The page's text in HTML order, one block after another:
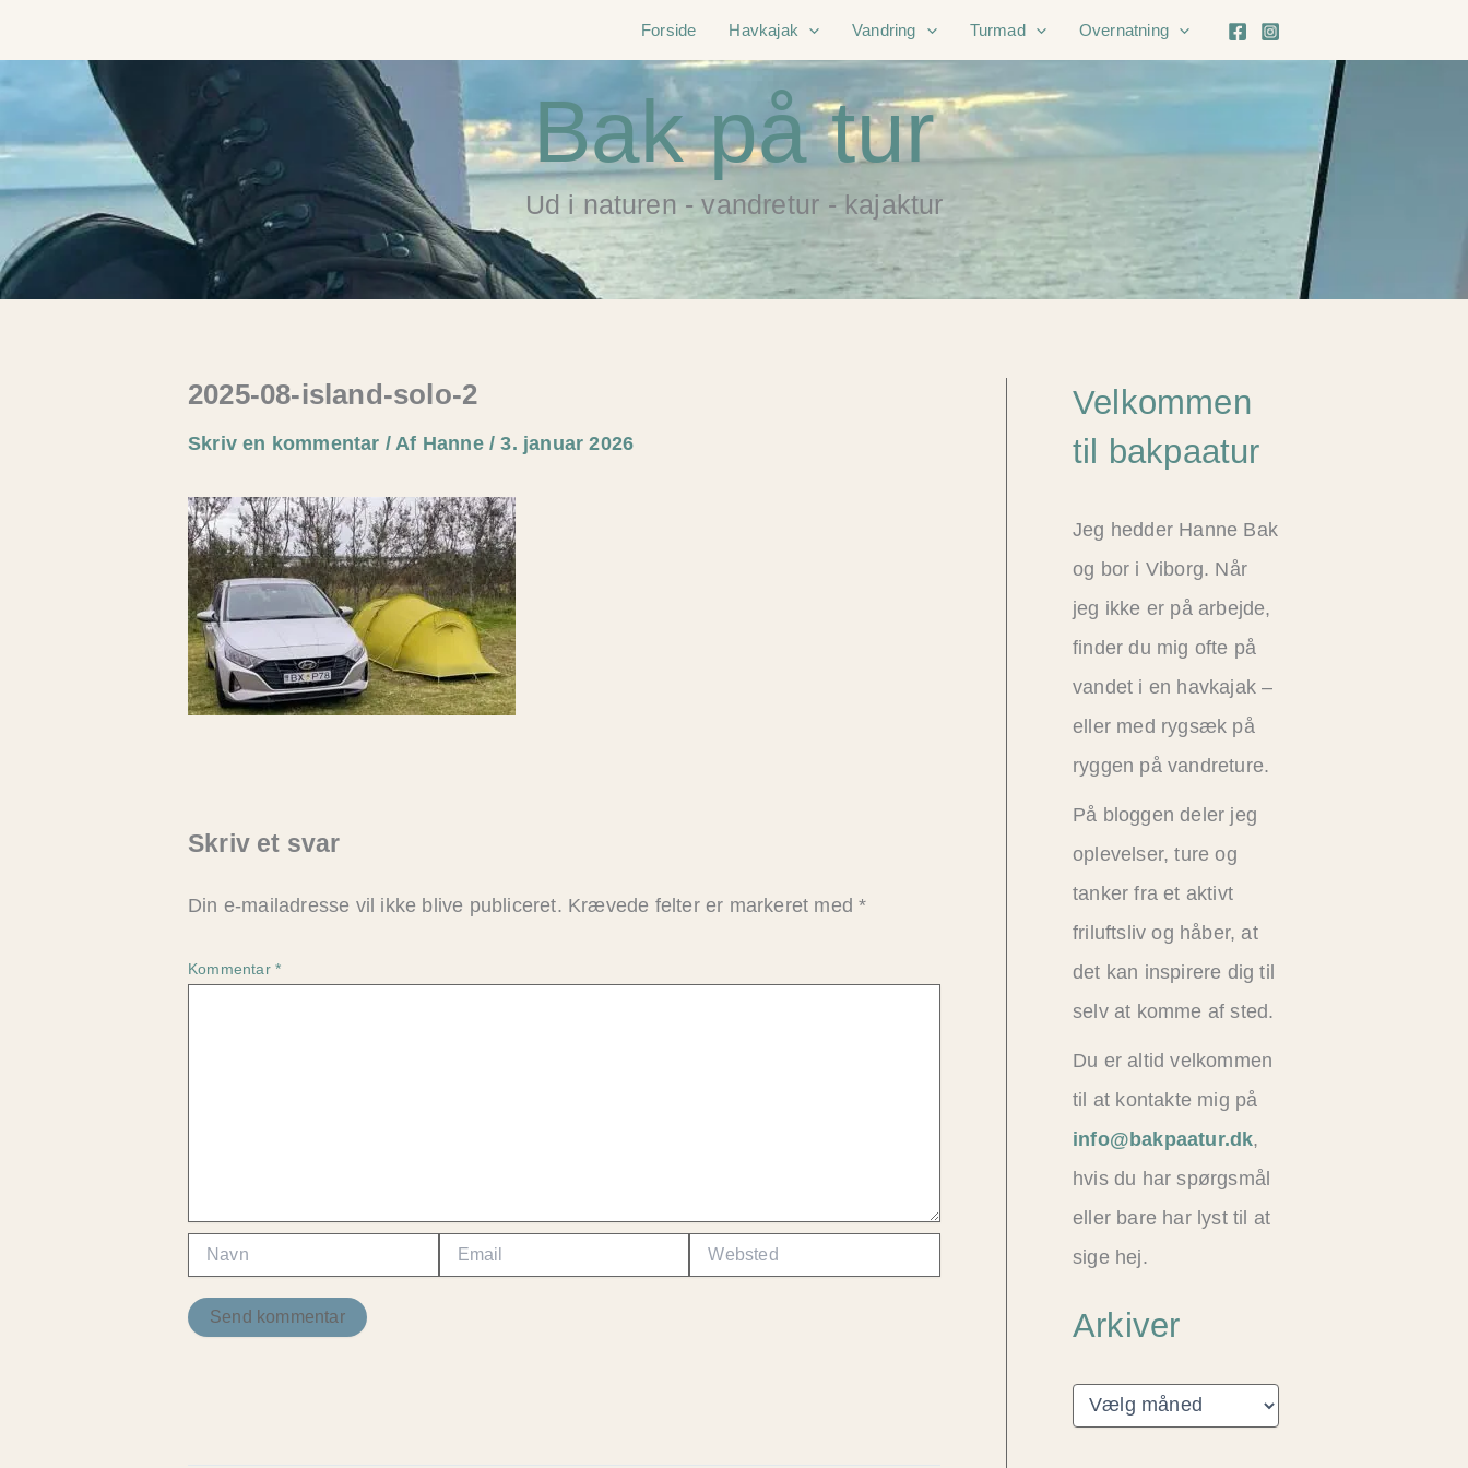
Forside Havkajak Vandring Turmad Overnatning
Bak på tur
Ud i naturen - vandretur - kajaktur
2025-08-island-solo-2
Skriv en kommentar / Af Hanne/3. januar 2026
Skriv et svar
Din e-mailadresse vil ikke blive publiceret. Krævede felter er markeret med*
Kommentar *
Velkommen
til bakpaatur
Jeg hedder Hanne Bak
og bor i Viborg. Når
jeg ikke er på arbejde,
finder du mig ofte på
vandet i en havkajak –
eller med rygsæk på
ryggen på vandreture.
På bloggen deler jeg
oplevelser, ture og
tanker fra et aktivt
friluftsliv og håber, at
det kan inspirere dig til
selv at komme af sted.
Du er altid velkommen
til at kontakte mig på
info@bakpaatur.dk,
hvis du har spørgsmål
eller bare har lyst til at
sige hej.
Arkiver
A